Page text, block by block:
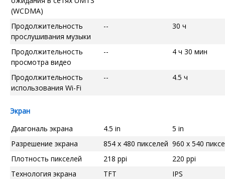
(WCDMA)
Продолжительность
прослушивания музыки
-- 30 ч
Продолжительность
просмотра видео
-- 4 ч 30 мин
Продолжительность
использования Wi-Fi
-- 4.5 ч
Экран
Диагональ экрана
4.5 in
5 in
Разрешение экрана
854 x 480 пикселей 960 x 540
Плотность пикселей
218 ppi
220 ppi
Технология экрана
TFT
IPS